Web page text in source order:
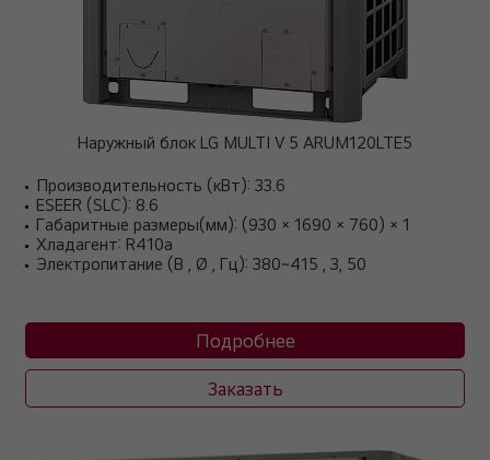
Наружный блок LG MULTI V 5 ARUM120LTE5
Производительность (кВт): 33.6
ESEER (SLC): 8.6
Габаритные размеры(мм): (930 × 1690 × 760) × 1
Хладагент: R410a
Электропитание (В , Ø , Гц): 380~415 , 3, 50
Подробнее
Заказать